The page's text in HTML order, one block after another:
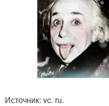
Источник: vc. ru.